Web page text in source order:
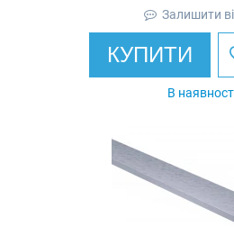
Залишити
КУПИТИ
В